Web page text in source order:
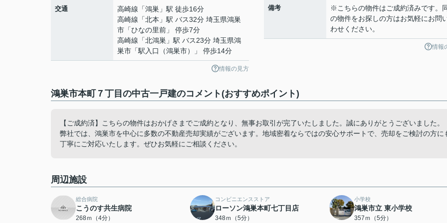
交通 高崎線 「鴻巣 」駅 徒歩16分
高崎線 「北本 」駅 バス32分 埼玉県鴻巣
市「ひなの里前」 停歩7分
高崎線 「北鴻巣 」駅 バス23分 埼玉県鴻
巣市「駅入口（鴻巣市）」 停歩14分
情報の見方
備考
※こちらの物件はご成約済みです。
の物件をお探しの方はお気軽にお問
わせください。
情報
鴻巣市本町７丁目の中古一戸建のコメント(おすすめポイント)
【ご成約済】こちらの物件はおかげさまでご成約となり、無事お取引が完了いたしました。誠にありがとうございました。
弊社では、鴻巣市を中心に多数の不動産売却実績がございます。地域密着ならではの安心サポートで、売却をご検討の方に
丁寧にご対応いたします。ぜひお気軽にご相談ください。
周辺施設
総合病院
こうのす共生病院
268ｍ（4分）
コンビニエンスストア
ローソン鴻巣本町七丁目店
348ｍ（5分）
小学校
鴻巣市立 東小学校
357ｍ（5分）